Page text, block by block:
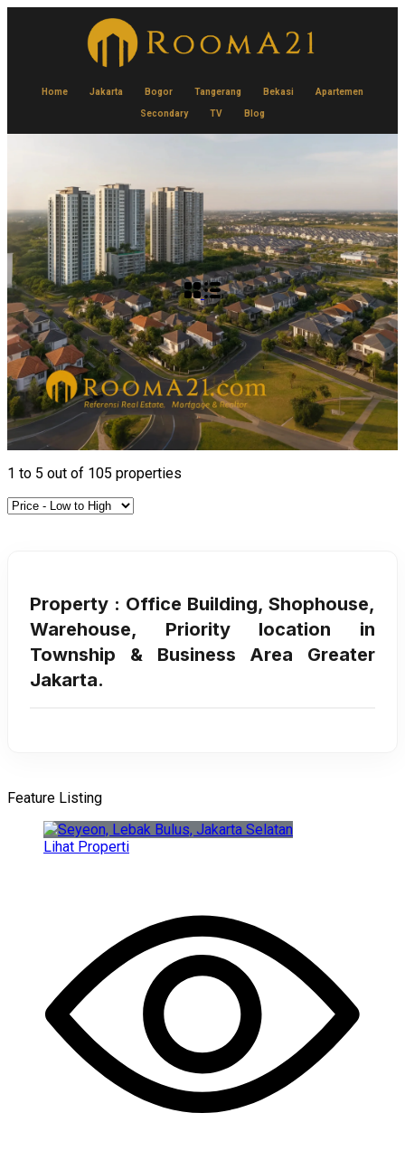
Home Jakarta Bogor Tangerang Bekasi Apartemen
Secondary TV Blog
1 to 5 out of 105 properties
Property : Office Building, Shophouse,
Warehouse, Priority location in
Township & Business Area Greater
Jakarta.
Feature Listing
Lihat Properti